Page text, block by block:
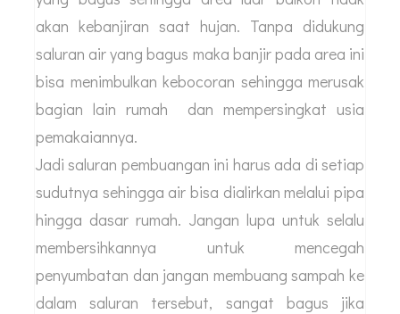
akan kebanjiran saat hujan. Tanpa didukung
saluran air yang bagus maka banjir pada area ini
bisa menimbulkan kebocoran sehingga merusak
bagian lain rumah dan mempersingkat usia
pemakaiannya.
Jadi saluran pembuangan ini harus ada di setiap
sudutnya sehingga air bisa dialirkan melalui pipa
hingga dasar rumah. Jangan lupa untuk selalu
membersihkannya untuk mencegah
penyumbatan dan jangan membuang sampah ke
dalam saluran tersebut, sangat bagus jika